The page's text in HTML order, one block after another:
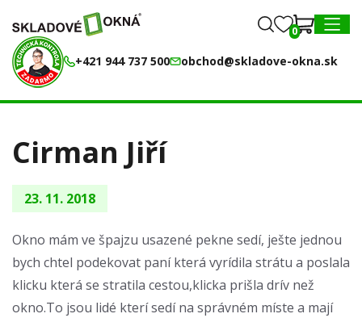
0
+421 944 737 500 obchod@skladove-okna.sk
0
Cirman Jiří
23. 11. 2018
Okno mám ve špajzu usazené pekne sedí, ješte jednou
bych chtel podekovat paní která vyrídila strátu a poslala
klicku která se stratila cestou,klicka prišla drív než
okno.To jsou lidé kterí sedí na správném míste a mají